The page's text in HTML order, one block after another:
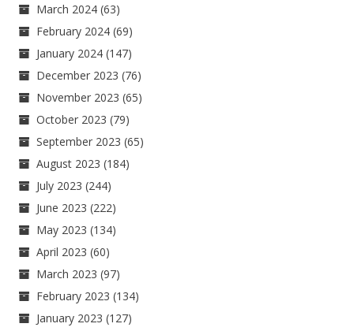
March 2024 (63)
February 2024 (69)
January 2024 (147)
December 2023 (76)
November 2023 (65)
October 2023 (79)
September 2023 (65)
August 2023 (184)
July 2023 (244)
June 2023 (222)
May 2023 (134)
April 2023 (60)
March 2023 (97)
February 2023 (134)
January 2023 (127)